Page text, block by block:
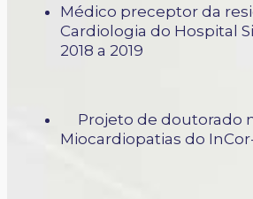
Médico preceptor da
Cardiologia do Hospital
2018 a 2019
Projeto de doutorado
Miocardiopatias do